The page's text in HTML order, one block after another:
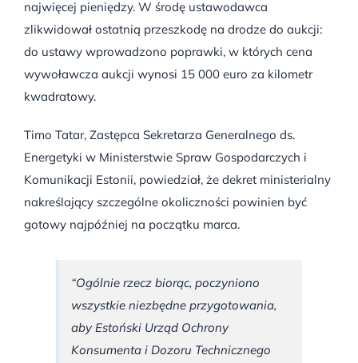
najwięcej pieniędzy. W środę ustawodawca
zlikwidował ostatnią przeszkodę na drodze do aukcji:
do ustawy wprowadzono poprawki, w których cena
wywoławcza aukcji wynosi 15 000 euro za kilometr
kwadratowy.
Timo Tatar, Zastępca Sekretarza Generalnego ds.
Energetyki w Ministerstwie Spraw Gospodarczych i
Komunikacji Estonii, powiedział, że dekret ministerialny
nakreślający szczególne okoliczności powinien być
gotowy najpóźniej na początku marca.
“Ogólnie rzecz biorąc, poczyniono
wszystkie niezbędne przygotowania,
aby Estoński Urząd Ochrony
Konsumenta i Dozoru Technicznego